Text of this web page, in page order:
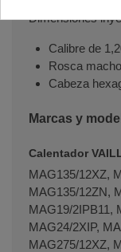
Dimensiones
Calibre de
Rosca
Cabeza
Marcas y
Calentador
MAG135/12XZ,
MAG135/12ZN,
MAG19/2IPB11,
MAG24/2XIP,
MAG275/12XZ,